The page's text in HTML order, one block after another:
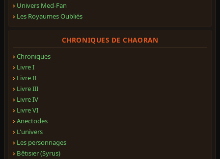
Univers Med-Fan
Les Royaumes Oubliés
CHRONIQUES DE CHAORAN
Chroniques
Livre I
Livre II
Livre III
Livre IV
Livre VI
Anectodes
L'univers
Les personnages
Bêtisier (Syrus)